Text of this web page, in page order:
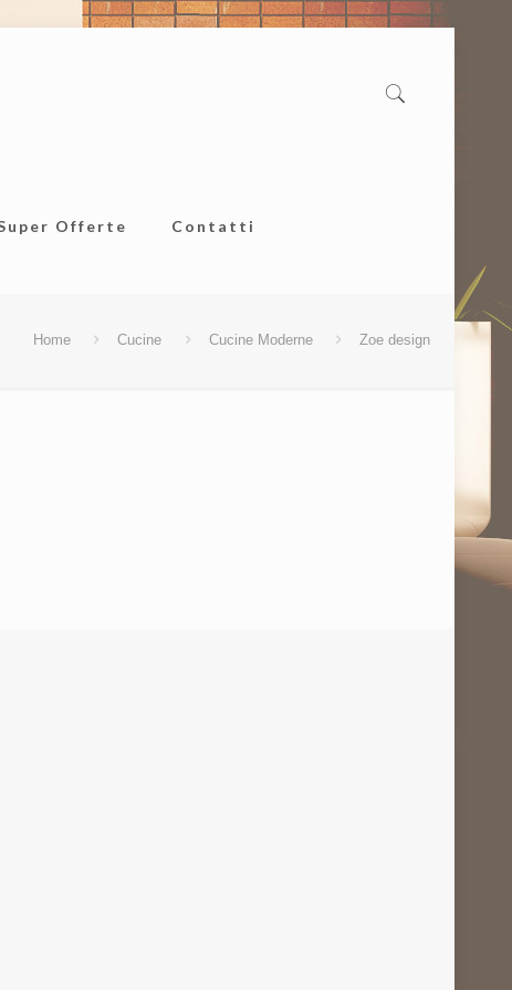
Offerte Contatti
Home Cucine Cucine Moderne Zoe design